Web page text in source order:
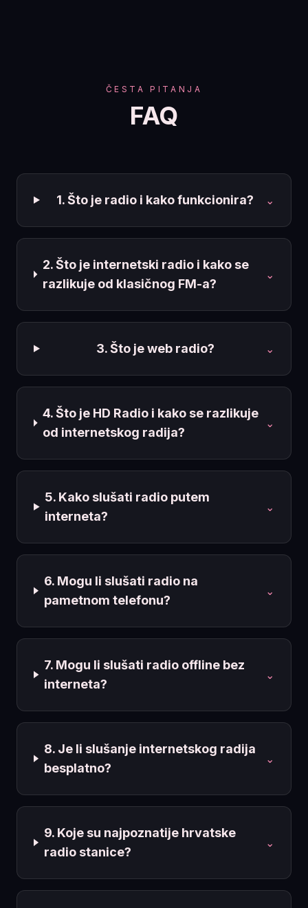
ČESTA PITANJA
FAQ
1. Što je radio i kako funkcionira? ⌄
2. Što je internetski radio i kako se
razlikuje od klasičnog FM-a?
⌄
3. Što je web radio? ⌄
4. Što je HD Radio i kako se razlikuje
od internetskog radija?
⌄
5. Kako slušati radio putem
interneta?
⌄
6. Mogu li slušati radio na
pametnom telefonu?
⌄
7. Mogu li slušati radio offline bez
interneta?
⌄
8. Je li slušanje internetskog radija
besplatno?
⌄
9. Koje su najpoznatije hrvatske
radio stanice?
⌄